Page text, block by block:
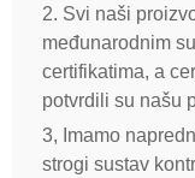
2. Svi naši
međunarodnim
certifikatima, a
potvrdili su našu
3, Imamo
strogi sustav